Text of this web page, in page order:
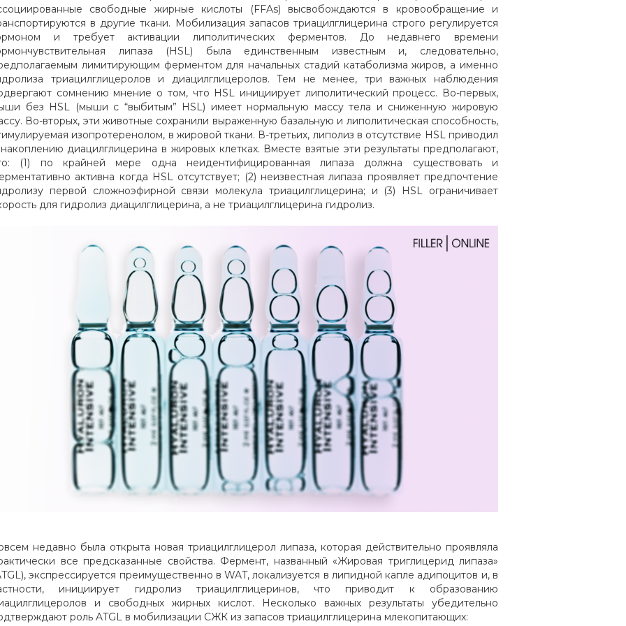
свободные жирные кислоты (FFAs) высвобождаются в кровообращение и
в другие ткани. Мобилизация запасов триацилглицерина строго регулируется
и требует активации липолитических ферментов. До недавнего времени
липаза (HSL) была единственным известным и, следовательно,
лимитирующим ферментом для начальных стадий катаболизма жиров, а именно
триацилглицеролов и диацилглицеролов. Тем не менее, три важных наблюдения
сомнению мнение о том, что HSL инициирует липолитический процесс. Во-первых,
без HSL (мыши с “выбитым” HSL) имеет нормальную массу тела и сниженную жировую
Во-вторых, эти животные сохранили выраженную базальную и липолитическая способность,
изопротеренолом, в жировой ткани. В-третьих, липолиз в отсутствие HSL приводил
диацилглицерина в жировых клетках. Вместе взятые эти результаты предполагают,
(1) по крайней мере одна неидентифицированная липаза должна существовать и
активна когда HSL отсутствует; (2) неизвестная липаза проявляет предпочтение
первой сложноэфирной связи молекула триацилглицерина; и (3) HSL ограничивает
для гидролиз диацилглицерина, а не триацилглицерина гидролиз.
недавно была открыта новая триацилглицерол липаза, которая действительно проявляла
все предсказанные свойства. Фермент, названный «Жировая триглицерид липаза»
экспрессируется преимущественно в WAT, локализуется в липидной капле адипоцитов и, в
инициирует гидролиз триацилглицеринов, что приводит к образованию
и свободных жирных кислот. Несколько важных результаты убедительно
роль ATGL в мобилизации СЖК из запасов триацилглицерина млекопитающих: